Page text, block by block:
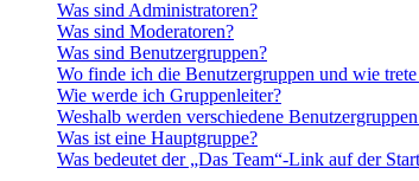
Was sind Administratoren?
Was sind Moderatoren?
Was sind Benutzergruppen?
Wo finde ich die Benutzergruppen und wie
Wie werde ich Gruppenleiter?
Weshalb werden verschiedene
Was ist eine Hauptgruppe?
Was bedeutet der „Das Team“-Link auf der